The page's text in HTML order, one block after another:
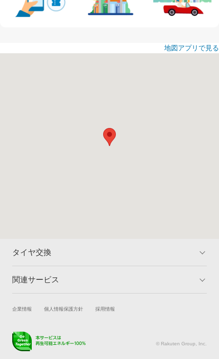
地図アプリで見る
タイヤ交換
トップ
取付店舗を検索 ランキング
関連サービス
試乗・商談 新車購入
キズ修理予約
メンテナンス管理
企業情報 個人情報保護方針 採用情報
© Rakuten Group, Inc.